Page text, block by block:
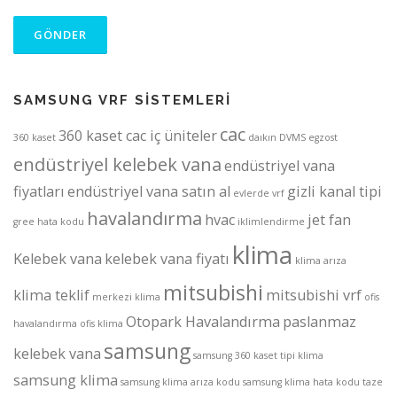
SAMSUNG VRF SİSTEMLERİ
360 kaset 360 kaset cac iç ünitelercac daıkın DVMS egzost
endüstriyel kelebek vanaendüstriyel vana
fiyatları endüstriyel vana satın al evlerde vrf gizli kanal tipi
gree hata kodu havalandırma hvac iklimlendirme jet fan
Kelebek vana kelebek vana fiyatı klima klima arıza
klima teklif merkezi klima mitsubishi mitsubishi vrf ofis
havalandırma ofis klima Otopark Havalandırma paslanmaz
kelebek vana samsung samsung 360 kaset tipi klima
samsung klima samsung klima arıza kodu samsung klima hata kodu taze